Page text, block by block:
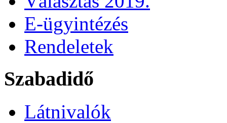
E-ügyintézés
Rendeletek
Szabadidő
Látnivalók